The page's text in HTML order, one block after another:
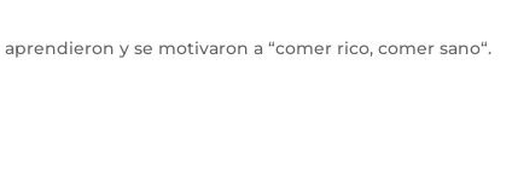
y se motivaron a “comer rico, comer sano“.